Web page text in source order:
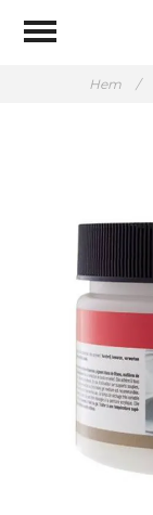
Hem /